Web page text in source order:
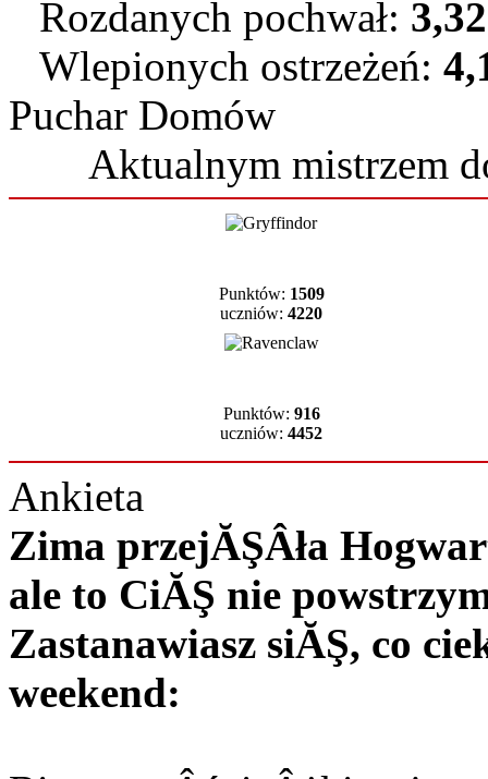
Rozdanych pochwał:
Wlepionych ostrzeżeń:
Puchar Domów
Aktualnym mistrzem
Punktów: 1509
uczniów: 4220
Punktów: 916
uczniów: 4452
Ankieta
Zima przejĂŞÂła
ale to CiĂŞ nie
Zastanawiasz siĂŞ, co
weekend: